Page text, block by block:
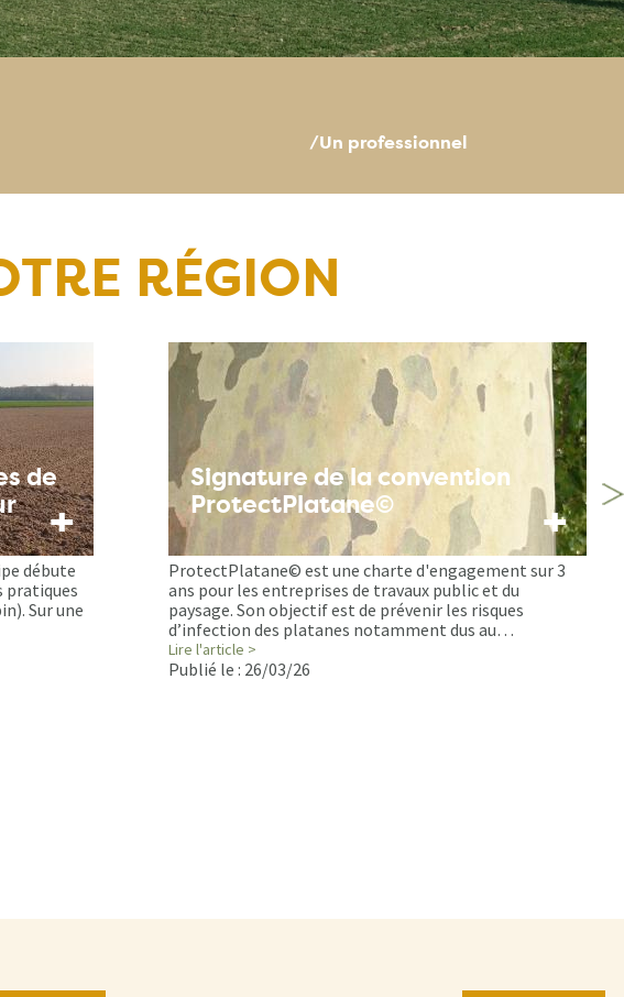
/Un professionnel
RÉGION
de
+
débute
pratiques
Sur une
Signature de la convention
ProtectPlatane©
+
ProtectPlatane© est une charte d'engagement sur 3
ans pour les entreprises de travaux public et du
paysage. Son objectif est de prévenir les risques
d’infection des platanes notamment dus au…
Lire l'article >
Publié le : 26/03/26